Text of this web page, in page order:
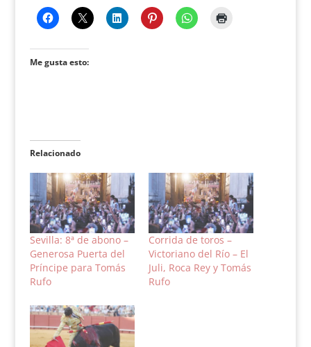
Me gusta esto:
Relacionado
Sevilla: 8ª de abono –
Generosa Puerta del
Príncipe para Tomás
Rufo
Corrida de toros –
Victoriano del Río – El
Juli, Roca Rey y Tomás
Rufo